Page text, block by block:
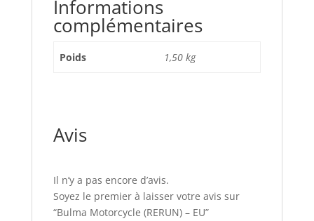
Informations
complémentaires
Poids 1,50 kg
Avis
Il n’y a pas encore d’avis.
Soyez le premier à laisser votre avis sur
“Bulma Motorcycle (RERUN) – EU”